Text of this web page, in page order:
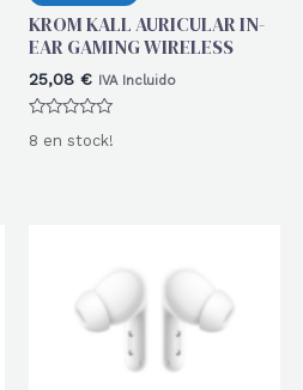
KROM KALL AURICULAR IN-
EAR GAMING WIRELESS
25,08 € IVA Incluido
con
8 en stock!